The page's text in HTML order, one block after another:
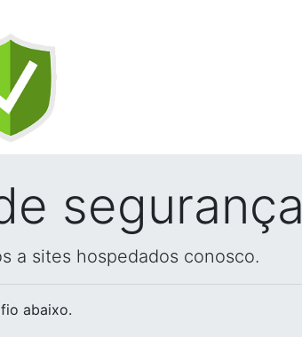
segurança
a sites hospedados conosco.
abaixo.